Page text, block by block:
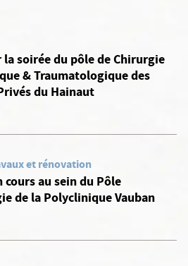
la soirée du pôle de Chirurgie
& Traumatologique des
du Hainaut
et rénovation
cours au sein du Pôle
de la Polyclinique Vauban